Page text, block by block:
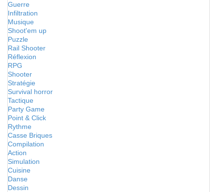
Guerre
Infiltration
Musique
Shoot'em up
Puzzle
Rail Shooter
Réflexion
RPG
Shooter
Stratégie
Survival horror
Tactique
Party Game
Point & Click
Rythme
Casse Briques
Compilation
Action
Simulation
Cuisine
Danse
Dessin